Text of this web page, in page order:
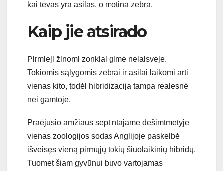
kai tėvas yra asilas, o motina zebra.
Kaip jie atsirado
Pirmieji žinomi zonkiai gimė nelaisvėje.
Tokiomis sąlygomis zebrai ir asilai laikomi arti
vienas kito, todėl hibridizacija tampa realesnė
nei gamtoje.
Praėjusio amžiaus septintajame dešimtmetyje
vienas zoologijos sodas Anglijoje paskelbė
išveisęs vieną pirmųjų tokių šiuolaikinių hibridų.
Tuomet šiam gyvūnui buvo vartojamas